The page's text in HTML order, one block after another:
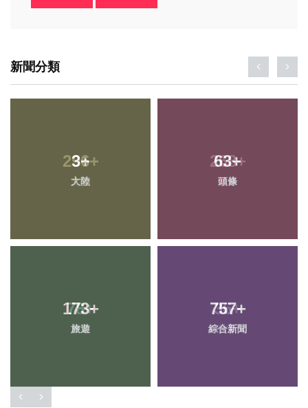
新聞分類
3+
大陸
63+
頭條
173+
旅遊
757+
綜合新聞